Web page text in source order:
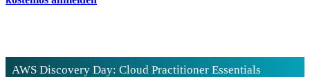
AWS Discovery Day: Cloud Practitioner Essentials